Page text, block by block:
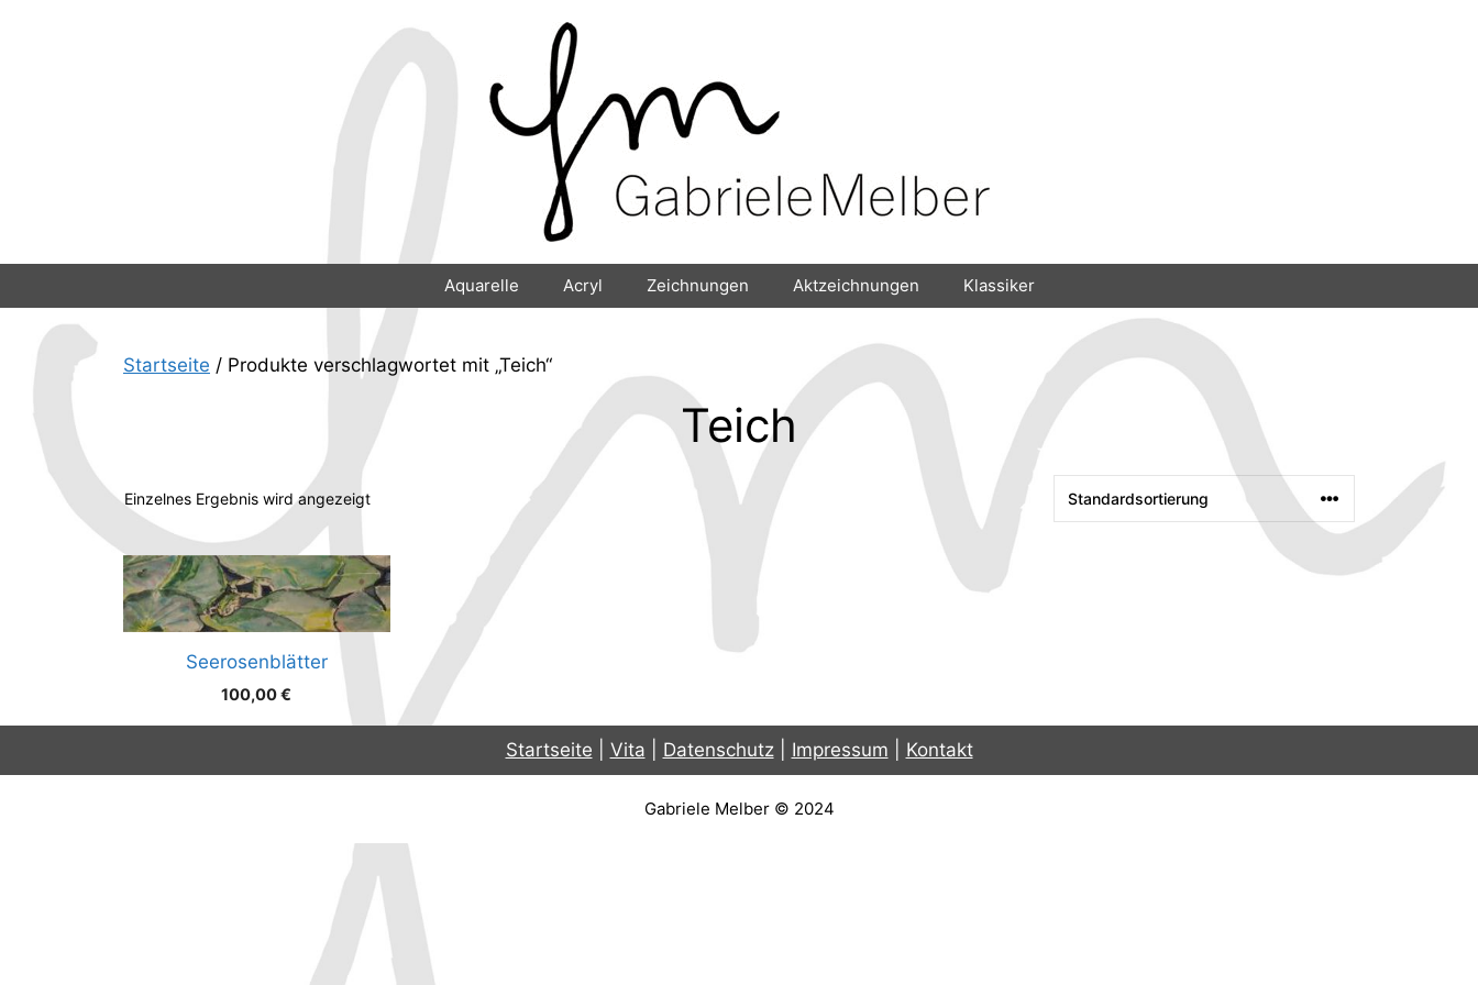
Aquarelle Acryl Zeichnungen Aktzeichnungen Klassiker
Startseite / Produkte verschlagwortet mit „Teich“
Teich
Einzelnes Ergebnis wird angezeigt
Seerosenblätter
100,00€
Startseite Vita Datenschutz| Impressum Kontakt
Gabriele Melber © 2024